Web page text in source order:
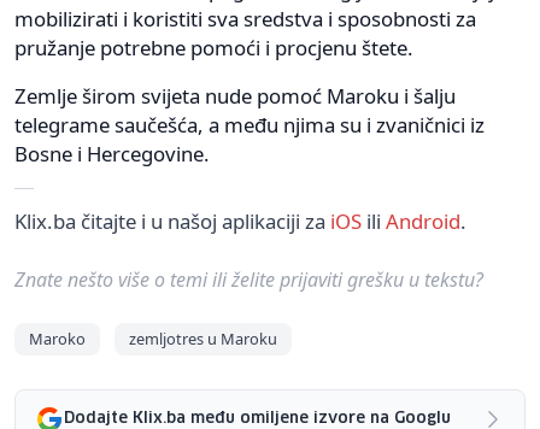
mobilizirati i koristiti sva sredstva i sposobnosti za
pružanje potrebne pomoći i procjenu štete.
Zemlje širom svijeta nude pomoć Maroku i šalju
telegrame saučešća, a među njima su i zvaničnici iz
Bosne i Hercegovine.
Klix.ba čitajte i u našoj aplikaciji za iOS ili Android.
Znate nešto više o temi ili želite prijaviti grešku u tekstu?
Maroko zemljotres u Maroku
Dodajte Klix.ba među omiljene izvore na Googlu